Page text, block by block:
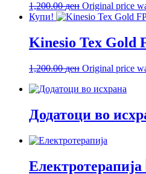
1,200.00ден Original price
Купи!
Kinesio Tex Gold
1,200.00ден Original price
Додатоци во
Електротерапија